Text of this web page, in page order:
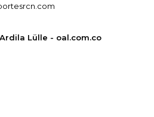
Lülle - oal.com.co